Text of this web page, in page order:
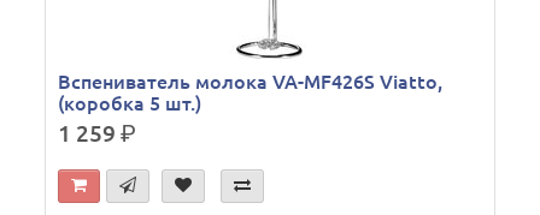
Вспениватель молока VA-MF426S Viatto,
(коробка 5 шт.)
1 259р.